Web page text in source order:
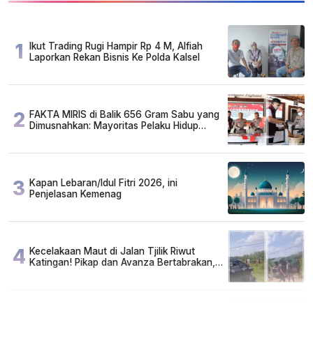
1
Ikut Trading Rugi Hampir Rp 4 M, Alfiah
Laporkan Rekan Bisnis Ke Polda Kalsel
2 FAKTA MIRIS di Balik 656 Gram Sabu yang
Dimusnahkan: Mayoritas Pelaku Hidup
3 Kapan Lebaran/Idul Fitri 2026, ini
Penjelasan Kemenag
4 Kecelakaan Maut di Jalan Tjilik Riwut
Katingan! Pikap dan Avanza Bertabrakan,